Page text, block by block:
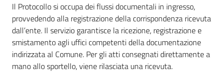
Il Protocollo si occupa dei flussi documentali in ingresso,
provvedendo alla registrazione della corrispondenza ricevuta
dall’ente. Il servizio garantisce la ricezione, registrazione e
smistamento agli uffici competenti della documentazione
indirizzata al Comune. Per gli atti consegnati direttamente a
mano allo sportello, viene rilasciata una ricevuta.